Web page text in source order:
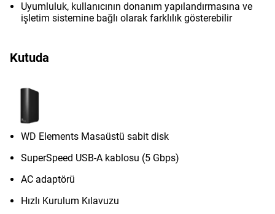
Uyumluluk, kullanıcının donanım yapılandırmasına ve
işletim sistemine bağlı olarak farklılık gösterebilir
Kutuda
WD Elements Masaüstü sabit disk
SuperSpeed USB-A kablosu (5 Gbps)
AC adaptörü
Hızlı Kurulum Kılavuzu